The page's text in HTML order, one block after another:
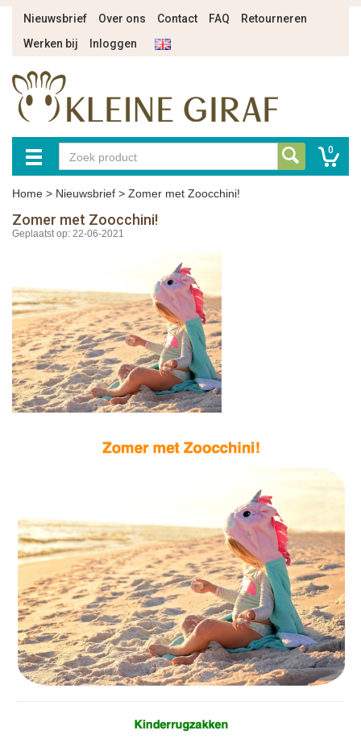
Nieuwsbrief Over ons Contact FAQ
Retourneren
Werken bij
Inloggen
0
Home > Nieuwsbrief > Zomer met Zoocchini!
Zomer met Zoocchini!
Geplaatst op: 22-06-2021